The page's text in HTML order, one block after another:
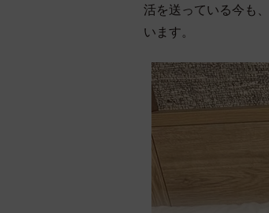
活を送っている今も
います。